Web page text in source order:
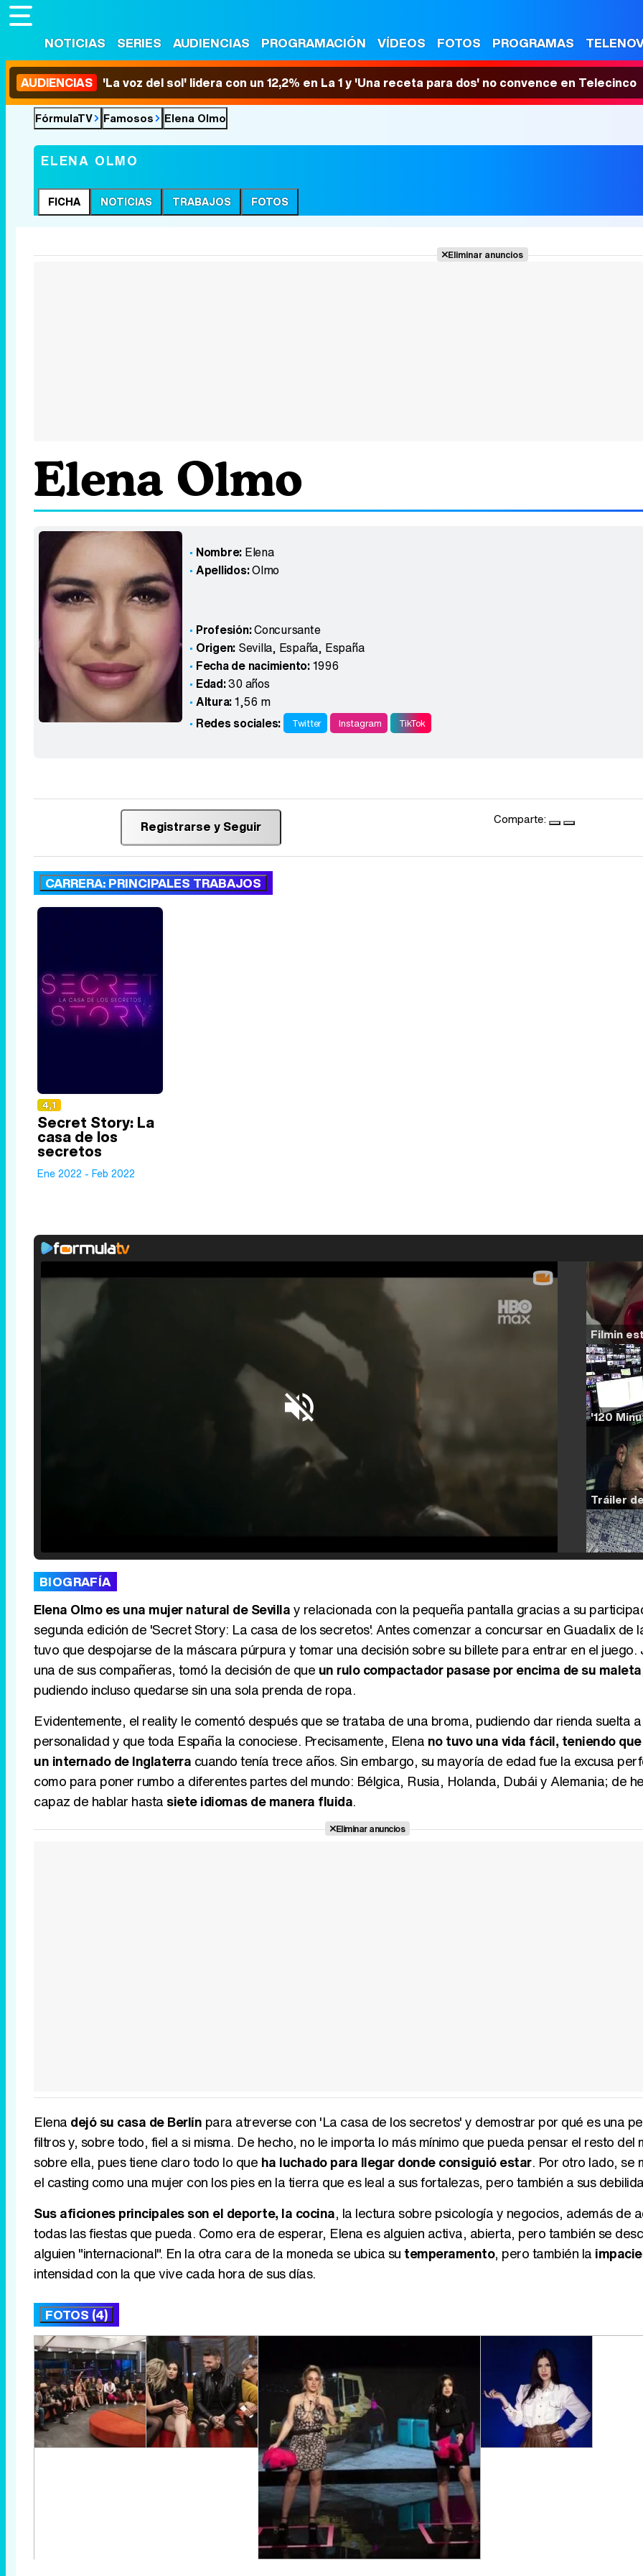
NOTICIAS SERIES AUDIENCIAS PROGRAMACIÓN VÍDEOS FOTOS PROGRAMAS
AUDIENCIAS 'La voz del sol' lidera con un 12,2% en La 1 y 'Una receta para dos' no convence en Telecinco
FórmulaTV Famosos Elena Olmo
ELENA OLMO
FICHA NOTICIAS TRABAJOS FOTOS
Eliminar anuncios
Elena Olmo
Nombre: Elena
Apellidos:Olmo
Profesión:Concursante
Origen: Sevilla, España, España
Fecha de nacimiento:1996
Edad:30 años
Altura:1,56 m
Redes sociales:
Twitter Instagram TikTok
Comparte:
Registrarse y Seguir
CARRERA: PRINCIPALES TRABAJOS
4,1
Secret Story: La
casa de los
secretos
Ene 2022 - Feb 2022
BIOGRAFÍA
Elena Olmo es una mujer natural de Sevillay relacionada con la pequeña pantalla gracias a su
segunda edición de 'Secret Story: La casa de los secretos'. Antes comenzar a concursar en Guadalix de
tuvo que despojarse de la máscara púrpura y tomar una decisión sobre su billete para entrar en el juego.
una de sus compañeras, tomó la decisión de que un rulo compactador pasase por encima de su maleta
pudiendo incluso quedarse sin una sola prenda de ropa.
Evidentemente, el reality le comentó después que se trataba de una broma, pudiendo dar rienda suelta a
personalidad y que toda España la conociese. Precisamente, Elena no tuvo una vida fácil, teniendo
un internado de Inglaterra cuando tenía trece años. Sin embargo, su mayoría de edad fue la excusa
como para poner rumbo a diferentes partes del mundo: Bélgica, Rusia, Holanda, Dubái y Alemania; de
capaz de hablar hasta siete idiomas de manera fluida.
Eliminar anuncios
Elena dejó su casa de Berlín para atreverse con 'La casa de los secretos' y demostrar por qué es una
filtros y, sobre todo, fiel a si misma. De hecho, no le importa lo más mínimo que pueda pensar el resto del
sobre ella, pues tiene claro todo lo que ha luchado para llegar donde consiguió estar. Por otro lado, se
el casting como una mujer con los pies en la tierra que es leal a sus fortalezas, pero también a sus
Sus aficiones principales son el deporte, la cocina, la lectura sobre psicología y negocios, además de
todas las fiestas que pueda. Como era de esperar, Elena es alguien activa, abierta, pero también se
alguien "internacional". En la otra cara de la moneda se ubica su temperamento, pero también la
intensidad con la que vive cada hora de sus días.
FOTOS (4)